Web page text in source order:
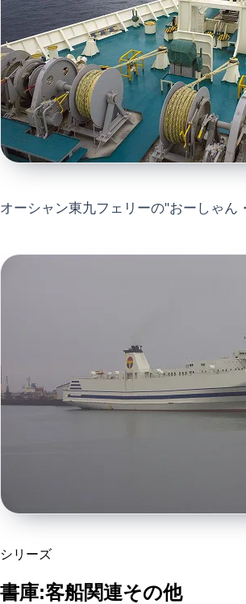
オーシャン東九フェリーの"おーしゃん
シリーズ
書庫:客船関連その他